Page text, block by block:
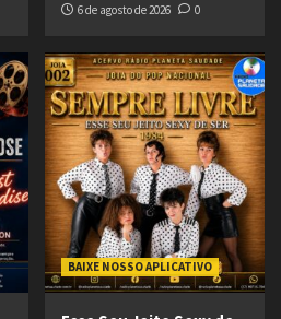
6 de agosto de 2026
0
BAIXE NOSSO APLICATIVO